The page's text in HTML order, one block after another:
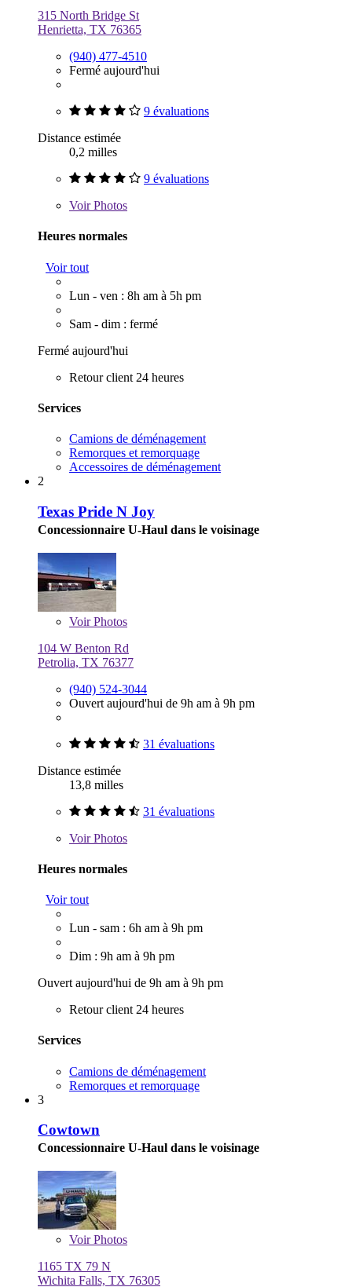
315 North Bridge St
Henrietta, TX 76365
(940) 477-4510
Fermé aujourd'hui
9 évaluations
Distance estimée
0,2 milles
9 évaluations
VoirPhotos
Heures normales
Voir tout
Lun - ven : 8h am à 5h pm
Sam - dim : fermé
Fermé aujourd'hui
Retour client 24 heures
Services
Camions de déménagement
Remorques et remorquage
Accessoires de déménagement
2
Texas Pride N Joy
Concessionnaire U-Haul dans le voisinage
VoirPhotos
104 W Benton Rd
Petrolia, TX 76377
(940) 524-3044
Ouvert aujourd'hui de 9h am à 9h pm
31 évaluations
Distance estimée
13,8 milles
31 évaluations
VoirPhotos
Heures normales
Voir tout
Lun - sam : 6h am à 9h pm
Dim : 9h am à 9h pm
Ouvert aujourd'hui de 9h am à 9h pm
Retour client 24 heures
Services
Camions de déménagement
Remorques et remorquage
3
Cowtown
Concessionnaire U-Haul dans le voisinage
VoirPhotos
1165 TX 79 N
Wichita Falls, TX 76305